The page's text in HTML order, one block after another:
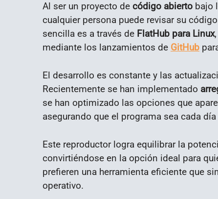
Al ser un proyecto de código abierto bajo
cualquier persona puede revisar su
sencilla es a través de FlatHub para Linux
mediante los lanzamientos de GitHub
El desarrollo es constante y las
Recientemente se han implementado
se han optimizado las opciones que
asegurando que el programa sea cada
Este reproductor logra equilibrar la
convirtiéndose en la opción ideal para
prefieren una herramienta eficiente que
operativo.